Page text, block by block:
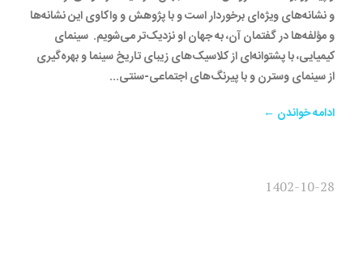
و نشانه‌های ویژه‌ای برخوردار است و با پژوهش و واکاوی این نشانه‌ها
و مؤلفه‌ها در گفتمان آن، به جهان او نزدیک‌تر می‌شویم. سینمای
کیمیایی، با پشتوانه‌ای از کلاسیک‌های زیبای تاریخ سینما و بهره‌گیری
از سینمای وسترن و با پیرنگ‌های اجتماعی-سنتی...
ادامه خواندن ←
1402-10-28